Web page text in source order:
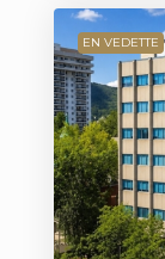
EN VEDETTE